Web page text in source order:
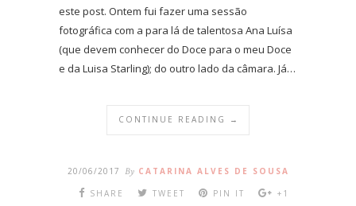
este post. Ontem fui fazer uma sessão
fotográfica com a para lá de talentosa Ana Luísa
(que devem conhecer do Doce para o meu Doce
e da Luisa Starling); do outro lado da câmara. Já…
CONTINUE READING →
20/06/2017 By CATARINA ALVES DE SOUSA
SHARE
TWEET PIN IT +1